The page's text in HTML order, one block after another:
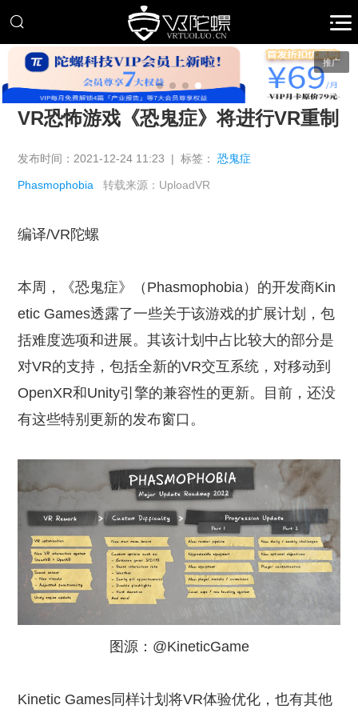
推广
VR恐怖游戏《恐鬼症》将进行VR重制
发布时间：2021-12-24 11:23 | 标签：恐鬼症
Phasmophobia 转载来源：UploadVR
编译/VR陀螺
本周，《恐鬼症》（Phasmophobia）的开发商Kin
etic Games透露了一些关于该游戏的扩展计划，包
括难度选项和进展。其该计划中占比较大的部分是
对VR的支持，包括全新的VR交互系统，对移动到
OpenXR和Unity引擎的兼容性的更新。目前，还没
有这些特别更新的发布窗口。
图源：@KineticGame
Kinetic Games同样计划将VR体验优化，也有其他